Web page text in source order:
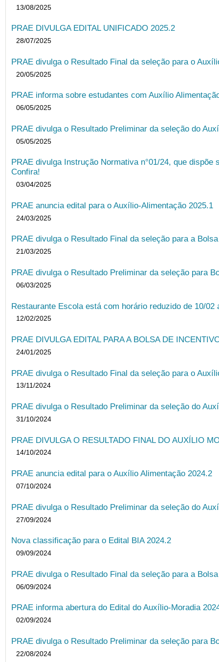
13/08/2025
PRAE DIVULGA EDITAL UNIFICADO 2025.2
28/07/2025
PRAE divulga o Resultado Final da seleção para o
20/05/2025
PRAE informa sobre estudantes com Auxílio
06/05/2025
PRAE divulga o Resultado Preliminar da seleção do
05/05/2025
PRAE divulga Instrução Normativa n°01/24, que
Confira!
03/04/2025
PRAE anuncia edital para o Auxílio-Alimentação 2025.1
24/03/2025
PRAE divulga o Resultado Final da seleção para a
21/03/2025
PRAE divulga o Resultado Preliminar da seleção para
06/03/2025
Restaurante Escola está com horário reduzido de 10/
12/02/2025
PRAE DIVULGA EDITAL PARA A BOLSA DE
24/01/2025
PRAE divulga o Resultado Final da seleção para o
13/11/2024
PRAE divulga o Resultado Preliminar da seleção do
31/10/2024
PRAE DIVULGA O RESULTADO FINAL DO AUXÍLIO
14/10/2024
PRAE anuncia edital para o Auxílio Alimentação 2024.2
07/10/2024
PRAE divulga o Resultado Preliminar da seleção do
27/09/2024
Nova classificação para o Edital BIA 2024.2
09/09/2024
PRAE divulga o Resultado Final da seleção para a
06/09/2024
PRAE informa abertura do Edital do Auxílio-Moradia
02/09/2024
PRAE divulga o Resultado Preliminar da seleção para
22/08/2024